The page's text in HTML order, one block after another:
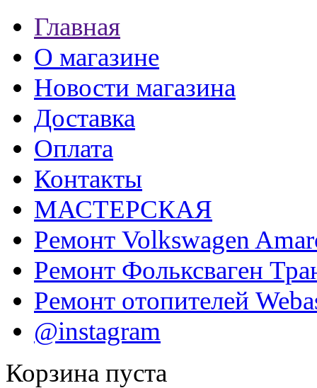
Главная
О магазине
Новости магазина
Доставка
Оплата
Контакты
МАСТЕРСКАЯ
Ремонт Volkswagen
Ремонт Фольксваген
Ремонт отопителей
@instagram
Корзина пуста